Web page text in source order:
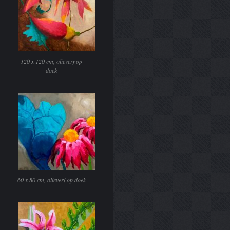
120 x 120 cm, olieverf op
doek
60 x 80 cm, olieverf op doek